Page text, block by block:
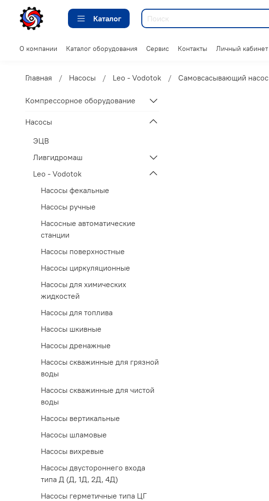
Каталог
О компании Каталог оборудования Сервис Контакты Личный кабинет
Главная Насосы Leo - Vodotok Самовсасывающий насос
Компрессорное оборудование
Насосы
ЭЦВ
Ливгидромаш
Leo - Vodotok
Насосы фекальные
Насосы ручные
Насосные автоматические
станции
Насосы поверхностные
Насосы циркуляционные
Насосы для химических
жидкостей
Насосы для топлива
Насосы шкивные
Насосы дренажные
Насосы скважинные для грязной
воды
Насосы скважинные для чистой
воды
Насосы вертикальные
Насосы шламовые
Насосы вихревые
Насосы двустороннего входа
типа Д (Д, 1Д, 2Д, 4Д)
Насосы герметичные типа ЦГ